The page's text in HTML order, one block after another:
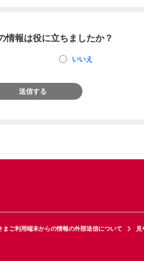
情報は役に立ちましたか？
いいえ
送信する
まご利用端末からの情報の外部送信について
見